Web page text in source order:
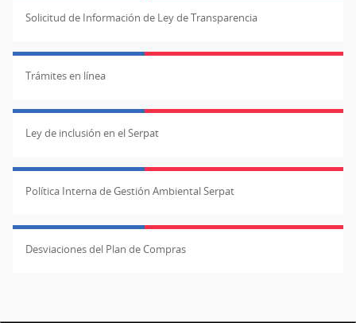
Solicitud de Información de Ley de Transparencia
Trámites en línea
Ley de inclusión en el Serpat
Política Interna de Gestión Ambiental Serpat
Desviaciones del Plan de Compras